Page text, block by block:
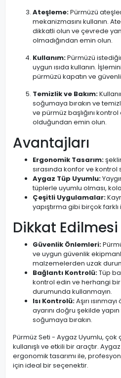
Ateşleme:Pürmüzü
mekanizmasını kullanın.
dikkatli olun ve çevrede
olmadığından emin olun.
Kullanım:Pürmüzü
uygun ısıda kullanın.
pürmüzü kapatın ve
Temizlik ve Bakım:
soğumaya bırakın ve
ve pürmüz başlığını
olduğundan emin olun.
Avantajları
Ergonomik Tasarım:
sırasında konfor ve kontrol
Aygaz Tüp Uyumlu:
tüplerle uyumlu olması,
Çeşitli Uygulamalar:
yapıştırma gibi birçok
Dikkat
Güvenlik Önlemleri:
ve uygun güvenlik
malzemelerden uzak
Bağlantı Kontrolü:Tüp
kontrol edin ve herhangi bir
durumunda kullanmayın.
Isı Kontrolü:Aşırı
ayarını doğru şekilde
soğumaya bırakın.
Pürmüz Seti - Aygaz Uyumlu, çok
kullanışlı ve etkili bir araçtır.
ergonomik tasarımı ile,
için ideal bir seçenektir.